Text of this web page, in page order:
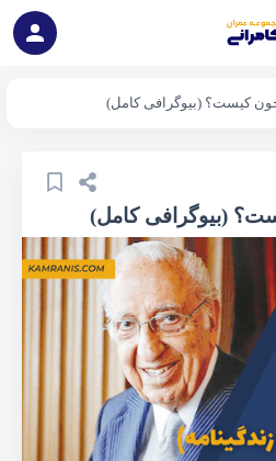
کیست؟ (بیوگرافی کامل)
(بیوگرافی کامل)